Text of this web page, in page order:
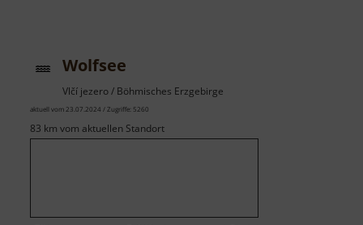
Hag
Wolfsee
Vlčí jezero / Böhmisches Erzgebirge
aktuell vom 23.07.2024 / Zugriffe: 5260
83 km vom aktuellen Standort